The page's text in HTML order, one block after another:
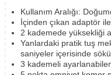
Kullanım Aralığı:
İçinden çıkan adaptör
2 kademede yüksekliği
Yanlardaki pratik tuş
saniyeler içerisinde
3 kademeli